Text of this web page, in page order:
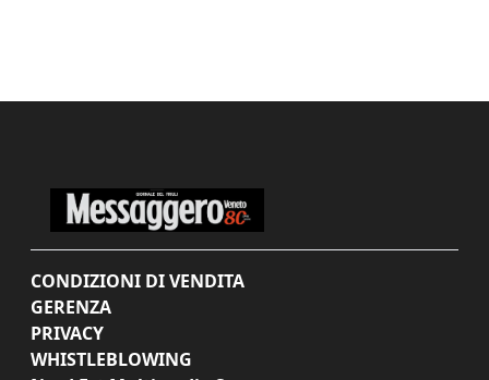
CONDIZIONI DI VENDITA
GERENZA
PRIVACY
WHISTLEBLOWING